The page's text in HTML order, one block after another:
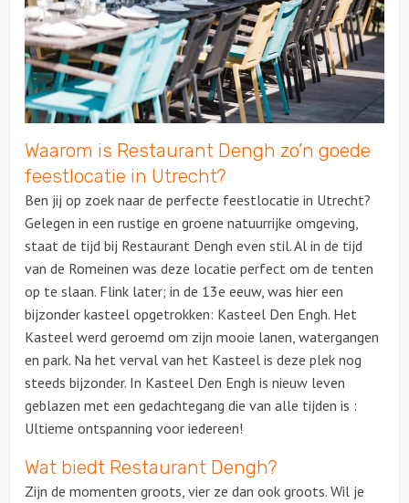
Locaties
Feesten
Waarom is Restaurant Dengh zo’n goede
feestlocatie in Utrecht?
Ben jij op zoek naar de perfecte feestlocatie in Utrecht?
Gelegen in een rustige en groene natuurrijke omgeving,
staat de tijd bij Restaurant Dengh even stil. Al in de tijd
van de Romeinen was deze locatie perfect om de tenten
op te slaan. Flink later; in de 13e eeuw, was hier een
bijzonder kasteel opgetrokken: Kasteel Den Engh. Het
Kasteel werd geroemd om zijn mooie lanen, watergangen
en park. Na het verval van het Kasteel is deze plek nog
steeds bijzonder. In Kasteel Den Engh is nieuw leven
geblazen met een gedachtegang die van alle tijden is :
Ultieme ontspanning voor iedereen!
Wat biedt Restaurant Dengh?
Zijn de momenten groots, vier ze dan ook groots. Wil je